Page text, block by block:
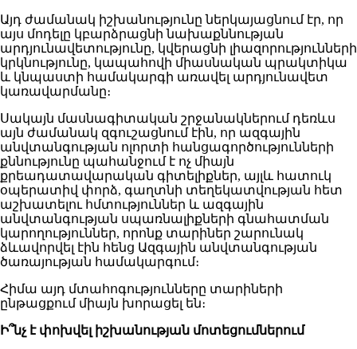
Այդ ժամանակ իշխանությունը ներկայացնում էր, որ
այս մոդելը կբարձրացնի նախաքննության
արդյունավետությունը, կվերացնի լիազորությունների
կրկնությունը, կապահովի միասնական պրակտիկա
և կնպաստի համակարգի առավել արդյունավետ
կառավարմանը։
Սակայն մասնագիտական շրջանակներում դեռևս
այն ժամանակ զգուշացնում էին, որ ազգային
անվտանգության ոլորտի հանցագործությունների
քննությունը պահանջում է ոչ միայն
քրեադատավարական գիտելիքներ, այլև հատուկ
օպերատիվ փորձ, գաղտնի տեղեկատվության հետ
աշխատելու հմտություններ և ազգային
անվտանգության սպառնալիքների գնահատման
կարողություններ, որոնք տարիներ շարունակ
ձևավորվել էին հենց Ազգային անվտանգության
ծառայության համակարգում։
Հիմա այդ մտահոգությունները տարիների
ընթացքում միայն խորացել են։
Ի՞նչ է փոխվել իշխանության մոտեցումներում